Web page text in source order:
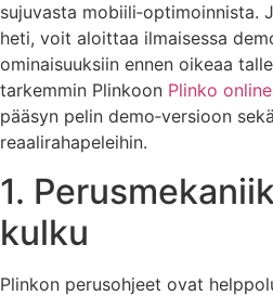
sujuvasta mobiili‑optimoinnista.
heti, voit aloittaa ilmaisessa
ominaisuuksiin ennen oikeaa
tarkemmin Plinkoon Plinko online
pääsyn pelin demo‑versioon
reaalirahapeleihin.
1.
kulku
Plinkon perusohjeet ovat